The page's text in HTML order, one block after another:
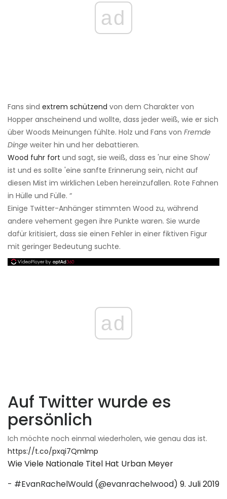
ad
Fans sind extrem schützend von dem Charakter von
Hopper anscheinend und wollte, dass jeder weiß, wie er sich
über Woods Meinungen fühlte. Holz und Fans von Fremde
Dinge weiter hin und her debattieren.
Wood fuhr fort und sagt, sie weiß, dass es 'nur eine Show'
ist und es sollte 'eine sanfte Erinnerung sein, nicht auf
diesen Mist im wirklichen Leben hereinzufallen. Rote Fahnen
in Hülle und Fülle. “
Einige Twitter-Anhänger stimmten Wood zu, während
andere vehement gegen ihre Punkte waren. Sie wurde
dafür kritisiert, dass sie einen Fehler in einer fiktiven Figur
mit geringer Bedeutung suchte.
ad
Auf Twitter wurde es
persönlich
Ich möchte noch einmal wiederholen, wie genau das ist.
https://t.co/pxqi7Qmlmp
Wie Viele Nationale Titel Hat Urban Meyer
- #EvanRachelWould (@evanrachelwood) 9. Juli 2019